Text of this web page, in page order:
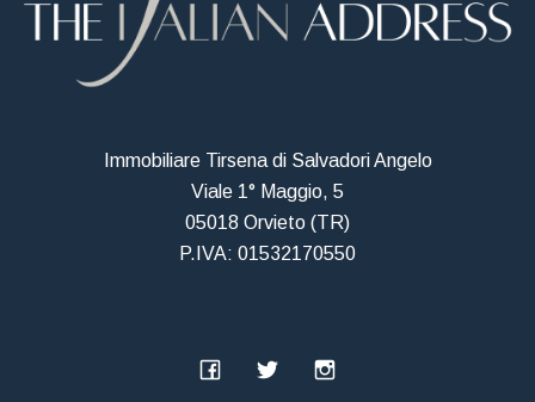
Immobiliare Tirsena di Salvadori Angelo
Viale 1° Maggio, 5
05018 Orvieto (TR)
P.IVA: 01532170550